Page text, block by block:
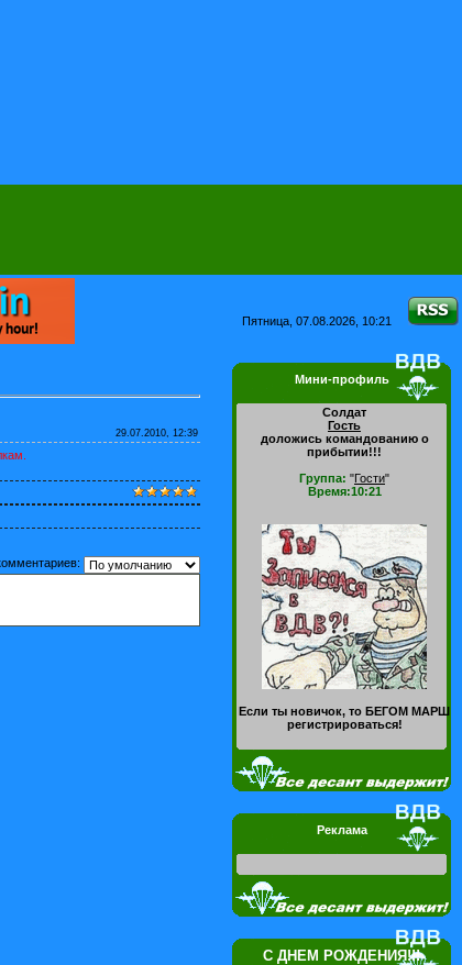
Пятница, 07.08.2026, 10:21
29.07.2010, 12:39
Мини-профиль
Солдат
Гость
доложись командованию о
прибытии!!!
Группа: "Гости"
Время:10:21
Если ты новичок, то БЕГОМ МАРШ
регистрироваться!
Реклама
С ДНЕМ РОЖДЕНИЯ!!!